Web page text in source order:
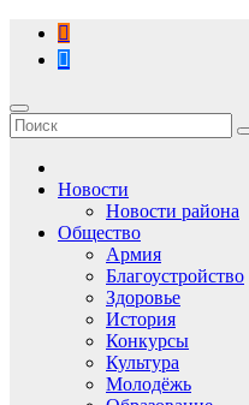
Перейти
содержимому
Новости
Новости района
Общество
Армия
Благоустройство
Здоровье
История
Конкурсы
Культура
Молодёжь